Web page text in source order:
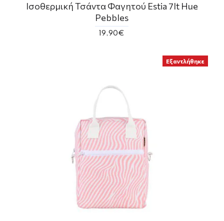
Ισοθερμική Τσάντα Φαγητού Estia 7lt Hue
Pebbles
19,90€
Εξαντλήθηκε